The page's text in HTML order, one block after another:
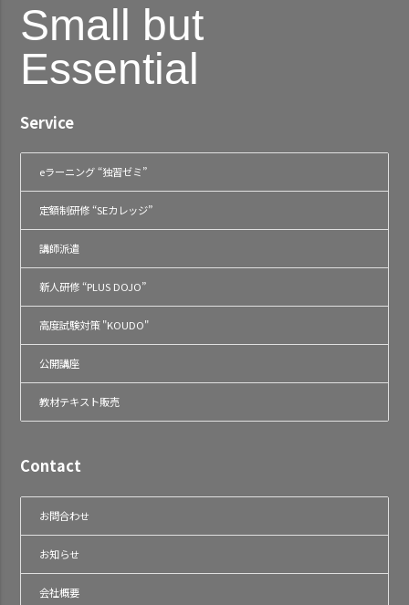
Small but
Essential
Service
eラーニング “独習ゼミ”
定額制研修 “SEカレッジ”
講師派遣
新人研修 “PLUS DOJO”
高度試験対策 "KOUDO"
公開講座
教材テキスト販売
Contact
お問合わせ
お知らせ
会社概要